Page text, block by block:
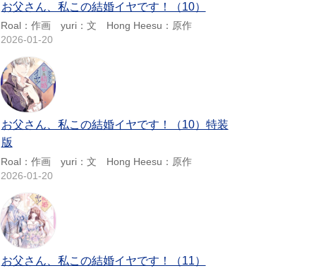
お父さん、私この結婚イヤです！（10）
Roal：作画 yuri：文 Hong Heesu：原作
2026-01-20
お父さん、私この結婚イヤです！（10）特装
版
Roal：作画 yuri：文 Hong Heesu：原作
2026-01-20
お父さん、私この結婚イヤです！（11）